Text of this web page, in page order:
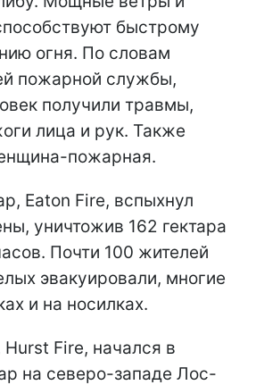
быстрому
огня. По словам
пожарной службы,
получили травмы,
лица и рук. Также
пожарная.
Eaton Fire, вспыхнул
уничтожив 162 гектара
Почти 100 жителей
эвакуировали, многие
и на носилках.
Fire, начался в
на северо-западе Лос-